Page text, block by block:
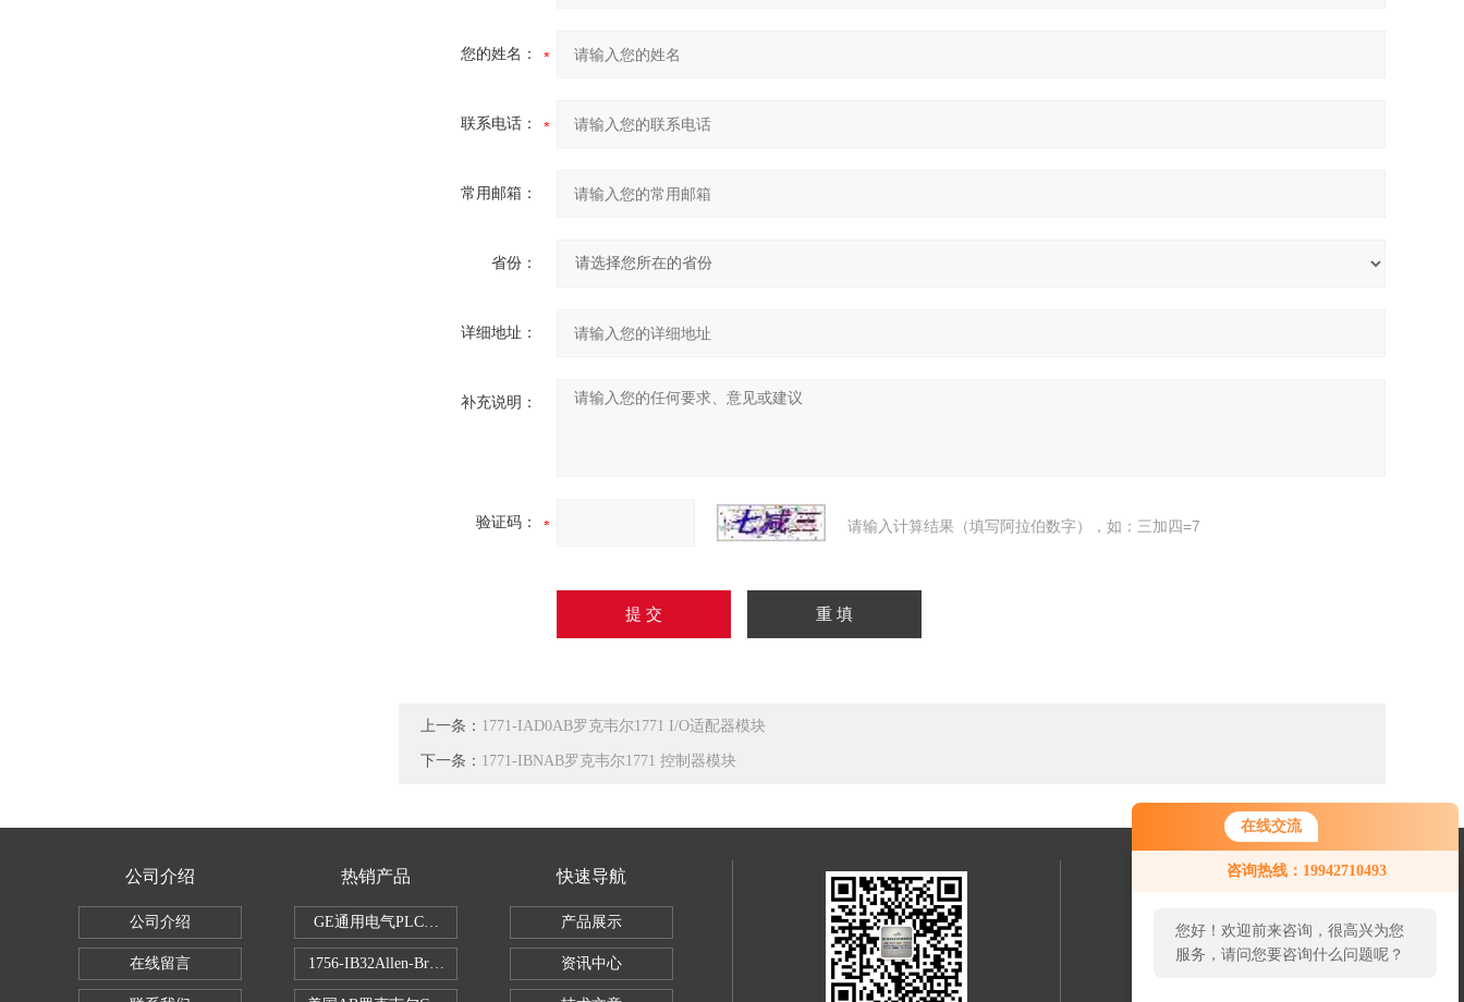
在线交流
咨询热线：19942710493
您好！欢迎前来咨询，很高兴为您
服务，请问您要咨询什么问题呢？
您的姓名：
联系电话：
常用邮箱：
省份：
详细地址：
补充说明：
验证码： 请输入计算结果（填写阿拉伯数字），如：三加四=7
上一条： 1771-IAD0AB罗克韦尔1771 I/O适配器模块
下一条： 1771-IBNAB罗克韦尔1771 控制器模块
公司介绍
公司介绍
在线留言
热销产品
GE通用电气PLC控制器
1756-IB32Allen-Bradley1756IB32数字量直流输入模块
快速导航
产品展示
资讯中心
24小时热线：